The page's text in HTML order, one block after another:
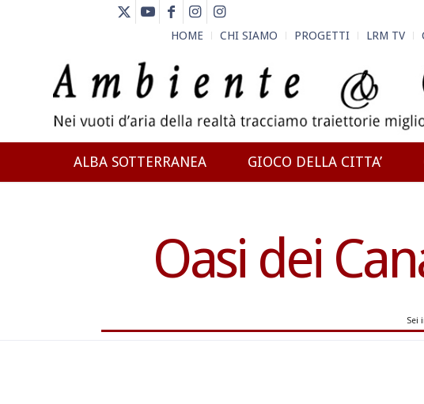
HOME CHI SIAMO PROGETTI LRM TV
ALBA SOTTERRANEA GIOCO DELLA CITTA’
Oasi dei
Sei